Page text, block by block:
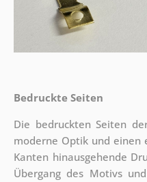
Bedruckte Seiten
Die bedruckten Seiten
moderne Optik und einen
Kanten hinausgehende
Übergang des Motivs